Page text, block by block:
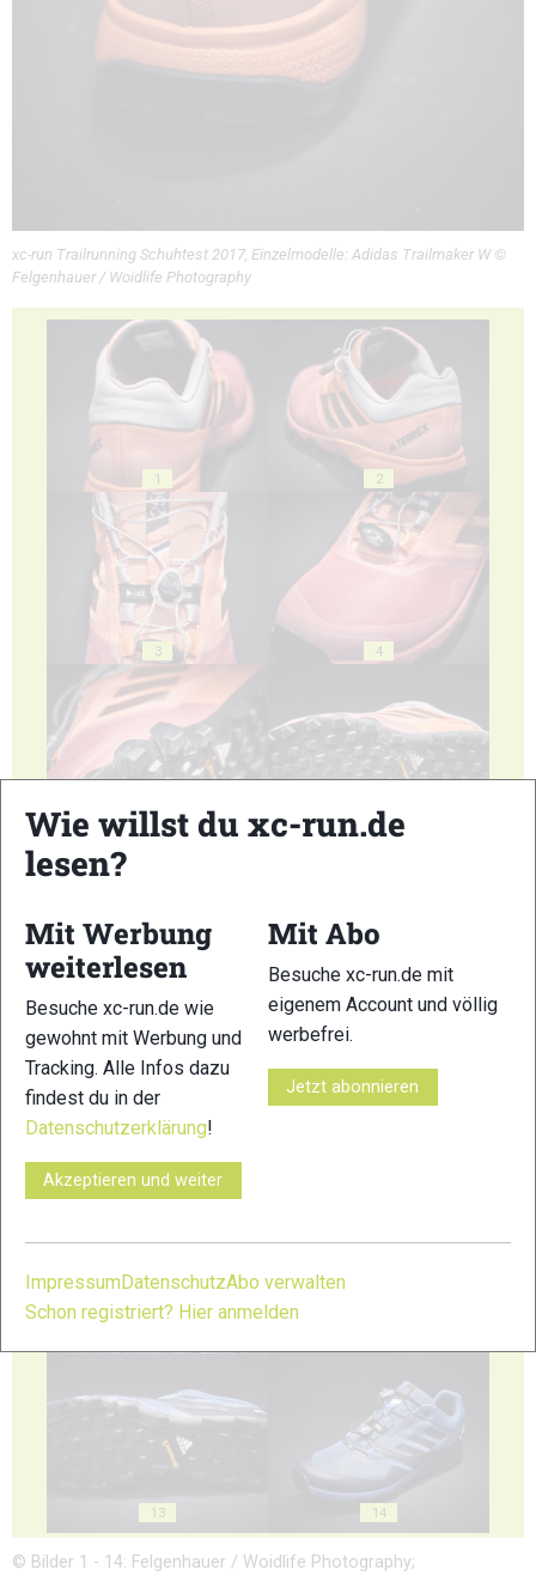
xc-run Trailrunning Schuhtest 2017, Einzelmodelle: Adidas Trailmaker W ©
Felgenhauer / Woidlife Photography
1 2
3 4
6
13 14
© Bilder 1 - 14: Felgenhauer / Woidlife Photography;
Wie willst du xc-run.de
lesen?
Mit Werbung
weiterlesen
Besuche xc-run.de wie
gewohnt mit Werbung und
Tracking. Alle Infos dazu
findest du in der
Datenschutzerklärung!
Akzeptieren und weiter
Mit Abo
Besuche xc-run.de mit
eigenem Account und völlig
werbefrei.
Jetzt abonnieren
ImpressumDatenschutzAbo verwalten
Schon registriert? Hier anmelden